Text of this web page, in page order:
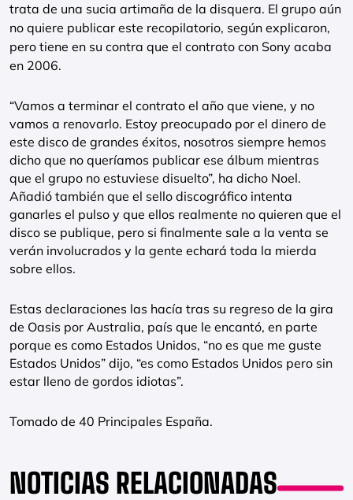
trata de una sucia artimaña de la disquera. El grupo aún
no quiere publicar este recopilatorio, según explicaron,
pero tiene en su contra que el contrato con Sony acaba
en 2006.
“Vamos a terminar el contrato el año que viene, y no
vamos a renovarlo. Estoy preocupado por el dinero de
este disco de grandes éxitos, nosotros siempre hemos
dicho que no queríamos publicar ese álbum mientras
que el grupo no estuviese disuelto”, ha dicho Noel.
Añadió también que el sello discográfico intenta
ganarles el pulso y que ellos realmente no quieren que el
disco se publique, pero si finalmente sale a la venta se
verán involucrados y la gente echará toda la mierda
sobre ellos.
Estas declaraciones las hacía tras su regreso de la gira
de Oasis por Australia, país que le encantó, en parte
porque es como Estados Unidos, “no es que me guste
Estados Unidos” dijo, “es como Estados Unidos pero sin
estar lleno de gordos idiotas”.
Tomado de 40 Principales España.
NOTICIAS RELACIONADAS